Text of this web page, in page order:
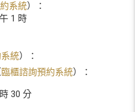
系統）：
1 時
統）：
臨櫃諮詢預約系統）：
30 分